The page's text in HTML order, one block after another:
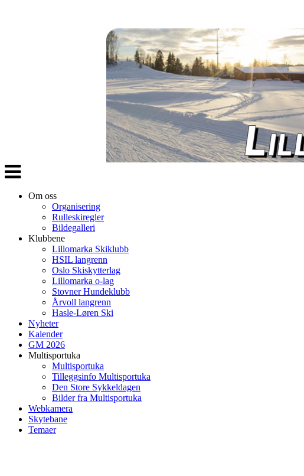
Veksle
navigasjon
Om oss
Organisering
Rulleskiregler
Bildegalleri
Klubbene
Lillomarka Skiklubb
HSIL langrenn
Oslo Skiskytterlag
Lillomarka o-lag
Stovner Hundeklubb
Årvoll langrenn
Hasle-Løren Ski
Nyheter
Kalender
GM 2026
Multisportuka
Multisportuka
Tilleggsinfo Multisportuka
Den Store Sykkeldagen
Bilder fra Multisportuka
Webkamera
Skytebane
Temaer